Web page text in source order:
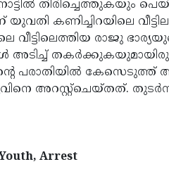
തിരിച്ചെത്തുകയും
കണിച്ചിറയിലെ
രാജു
പരാതിയില്‍ കേസെടുത്ത്
അറസ്റ്റ്‌ചെയ്തത്.
Arrest